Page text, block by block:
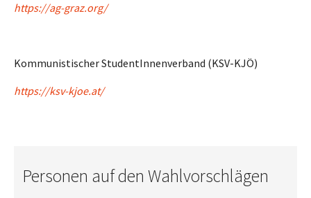
https://ag-graz.org/
Kommunistischer StudentInnenverband (KSV-KJÖ)
https://ksv-kjoe.at/
Personen auf den Wahlvorschlägen